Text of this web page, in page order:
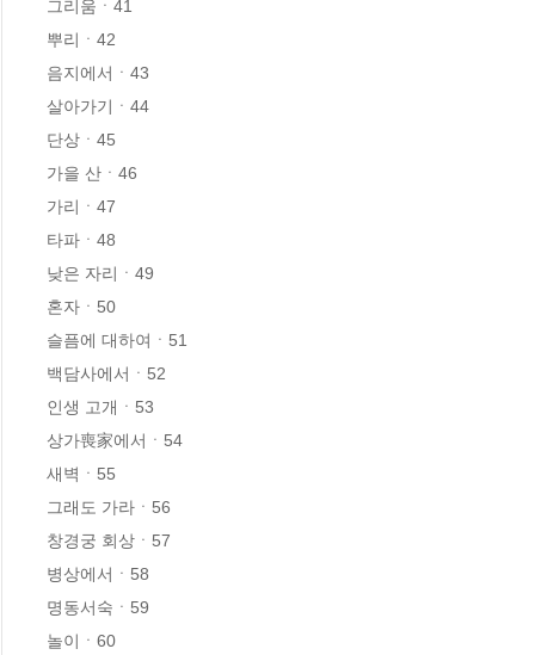
그리움ㆍ41
뿌리ㆍ42
음지에서ㆍ43
살아가기ㆍ44
단상ㆍ45
가을 산ㆍ46
가리ㆍ47
타파ㆍ48
낮은 자리ㆍ49
혼자ㆍ50
슬픔에 대하여ㆍ51
백담사에서ㆍ52
인생 고개ㆍ53
상가喪家에서ㆍ54
새벽ㆍ55
그래도 가라ㆍ56
창경궁 회상ㆍ57
병상에서ㆍ58
명동서숙ㆍ59
놀이ㆍ60